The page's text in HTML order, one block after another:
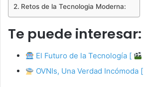
Retos de la Tecnologia Moderna:
Te puede interesar:
El Futuro de la Tecnología [
OVNIs, Una Verdad Incómoda [